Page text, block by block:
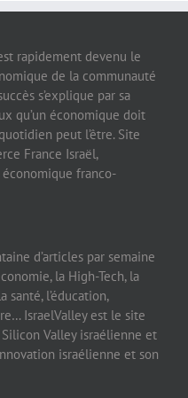
rapidement devenu le
de la communauté
s’explique par sa
qu’un économique doit
peut l’être. Site
France Israël,
économique franco-
d’articles par semaine
la High-Tech, la
santé, l’éducation,
IsraelValley est le site
Valley israélienne et
israélienne et son